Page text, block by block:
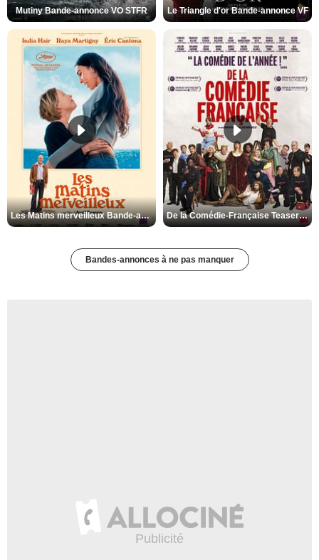
Mutiny Bande-annonce VO STFR Le Triangle d'or Bande-annonce VF
Les Matins merveilleux Bande-annonce VF De la Comédie-Française Teaser VF
Bandes-annonces à ne pas manquer